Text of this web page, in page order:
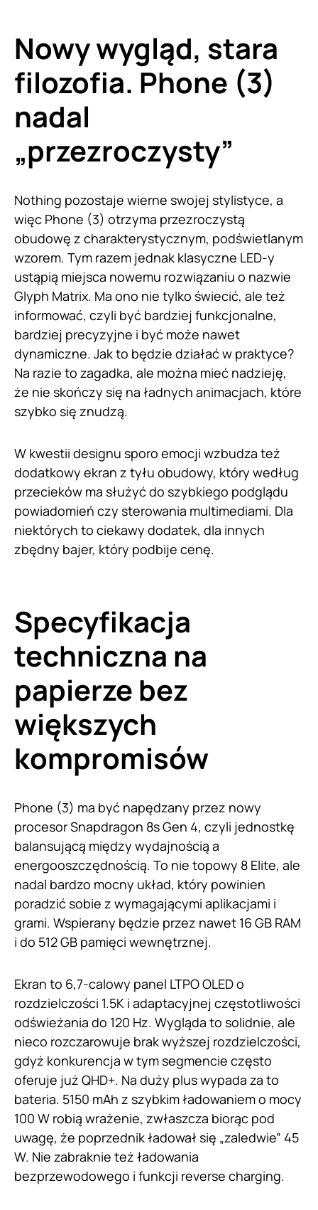
Nowy wygląd, stara
filozofia. Phone (3)
nadal
„przezroczysty”
Nothing pozostaje wierne swojej stylistyce, a
więc Phone (3) otrzyma przezroczystą
obudowę z charakterystycznym, podświetlanym
wzorem. Tym razem jednak klasyczne LED-y
ustąpią miejsca nowemu rozwiązaniu o nazwie
Glyph Matrix. Ma ono nie tylko świecić, ale też
informować, czyli być bardziej funkcjonalne,
bardziej precyzyjne i być może nawet
dynamiczne. Jak to będzie działać w praktyce?
Na razie to zagadka, ale można mieć nadzieję,
że nie skończy się na ładnych animacjach, które
szybko się znudzą.
W kwestii designu sporo emocji wzbudza też
dodatkowy ekran z tyłu obudowy, który według
przecieków ma służyć do szybkiego podglądu
powiadomień czy sterowania multimediami. Dla
niektórych to ciekawy dodatek, dla innych
zbędny bajer, który podbije cenę.
Specyfikacja
techniczna na
papierze bez
większych
kompromisów
Phone (3) ma być napędzany przez nowy
procesor Snapdragon 8s Gen 4, czyli jednostkę
balansującą między wydajnością a
energooszczędnością. To nie topowy 8 Elite, ale
nadal bardzo mocny układ, który powinien
poradzić sobie z wymagającymi aplikacjami i
grami. Wspierany będzie przez nawet 16 GB RAM
i do 512 GB pamięci wewnętrznej.
Ekran to 6,7-calowy panel LTPO OLED o
rozdzielczości 1.5K i adaptacyjnej częstotliwości
odświeżania do 120 Hz. Wygląda to solidnie, ale
nieco rozczarowuje brak wyższej rozdzielczości,
gdyż konkurencja w tym segmencie często
oferuje już QHD+. Na duży plus wypada za to
bateria. 5150 mAh z szybkim ładowaniem o mocy
100 W robią wrażenie, zwłaszcza biorąc pod
uwagę, że poprzednik ładował się „zaledwie” 45
W. Nie zabraknie też ładowania
bezprzewodowego i funkcji reverse charging.